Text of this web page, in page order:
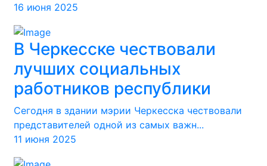
16 июня 2025
В Черкесске чествовали
лучших социальных
работников республики
Сегодня в здании мэрии Черкесска чествовали
представителей одной из самых важн...
11 июня 2025